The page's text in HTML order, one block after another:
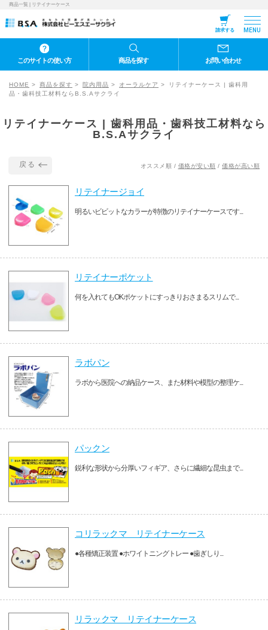
商品一覧 | リテイナーケース
請求する MENU
このサイトの使い方 商品を探す お問い合わせ
HOME 商品を探す 院内用品 オーラルケア
リテイナーケース | 歯科用
品・歯科技工材料ならB.S.Aサクライ
リテイナーケース | 歯科用品・歯科技工材料なら
B.S.Aサクライ
戻る オススメ順 / 価格が安い順 / 価格が高い順
リテイナージョイ
明るいビビットなカラーが特徴のリテイナーケースです...
リテイナーポケット
何を入れてもOKポケットにすっきりおさまるスリムで...
ラボパン
ラボから医院への納品ケース、また材料や模型の整理ケ...
パックン
鋭利な形状から分厚いフィギア、さらに繊細な昆虫まで...
コリラックマ リテイナーケース
●各種矯正装置 ●ホワイトニングトレー ●歯ぎしり...
リラックマ リテイナーケース